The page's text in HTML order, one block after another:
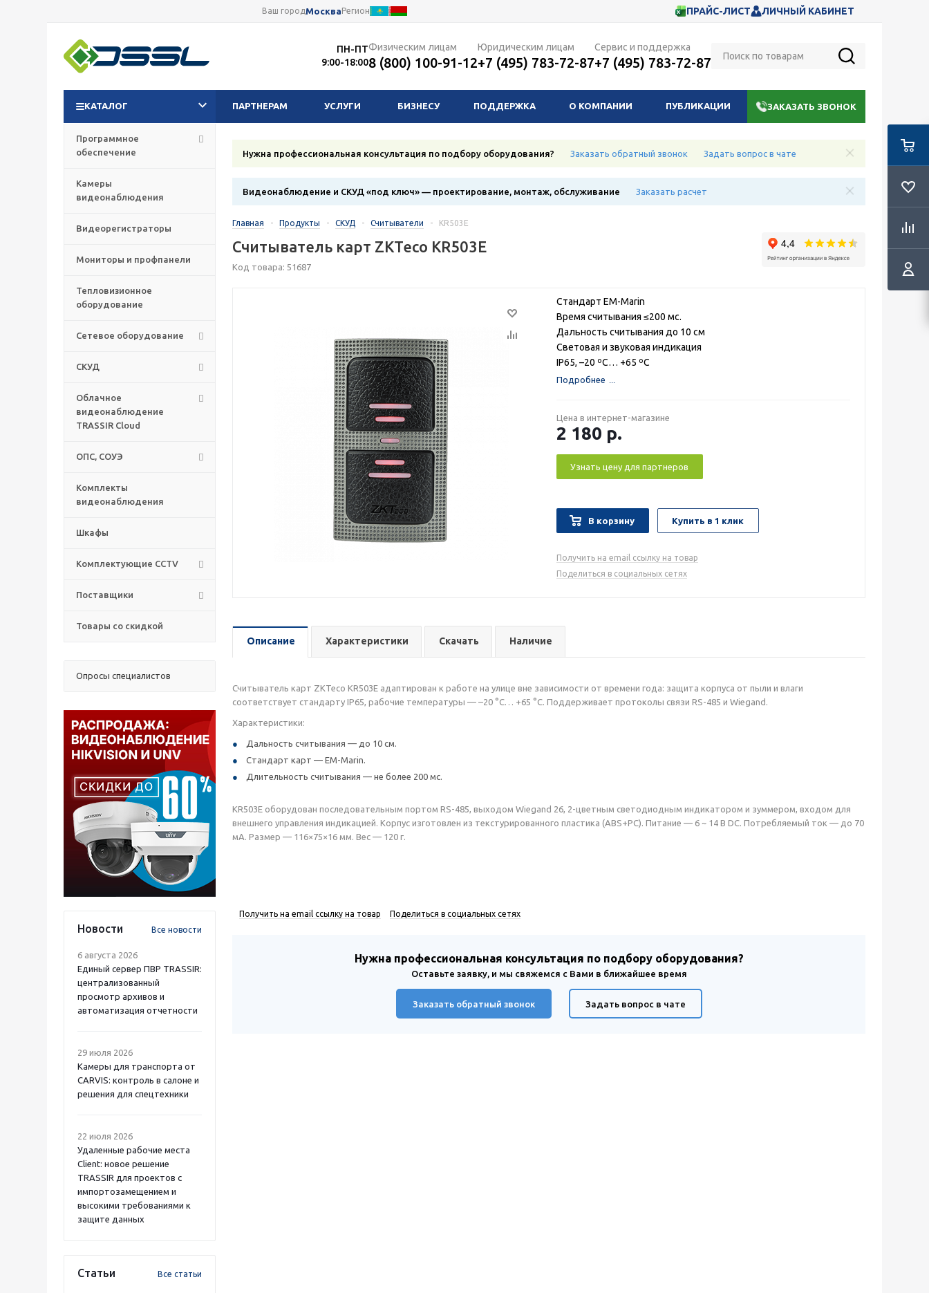
Ваш городМоскваРегион ПРАЙС-ЛИСТ ЛИЧНЫЙ КАБИНЕТ
ПН-ПТ
9:00-18:00
Физическим лицам
8 (800) 100-91-12
Юридическим лицам
+7 (495) 783-72-87
Сервис и поддержка
+7 (495) 783-72-87
КАТАЛОГ ПАРТНЕРАМ УСЛУГИ БИЗНЕСУ ПОДДЕРЖКА О КОМПАНИИ ПУБЛИКАЦИИ ЗАКАЗАТЬ ЗВОНОК
Программное
обеспечение
Камеры
видеонаблюдения
Видеорегистраторы
Мониторы и профпанели
Тепловизионное
оборудование
Сетевое оборудование
СКУД
Облачное
видеонаблюдение
TRASSIR Cloud
ОПС, СОУЭ
Комплекты
видеонаблюдения
Шкафы
Комплектующие CCTV
Поставщики
Товары со скидкой
Опросы специалистов
Новости Все новости
6 августа 2026
Единый сервер ПВР TRASSIR:
централизованный
просмотр архивов и
автоматизация отчетности
29 июля 2026
Камеры для транспорта от
CARVIS: контроль в салоне и
решения для спецтехники
22 июля 2026
Удаленные рабочие места
Client: новое решение
TRASSIR для проектов с
импортозамещением и
высокими требованиями к
защите данных
Статьи Все статьи
Нужна профессиональная консультация по подбору оборудования? Заказать обратный звонок Задать вопрос в чате
Видеонаблюдение и СКУД «под ключ» — проектирование, монтаж, обслуживание Заказать расчет
Главная - Продукты - СКУД - Считыватели - KR503E
Считыватель карт ZKTeco KR503E
Код товара: 51687
Стандарт EM-Marin
Время считывания ≤200 мс.
Дальность считывания до 10 см
Световая и звуковая индикация
IP65, –20 ºС… +65 ºС
Подробнее
Цена в интернет-магазине
2 180 р.
Узнать цену для партнеров
В корзину Купить в 1 клик
Получить на email ссылку на товар
Поделиться в социальных сетях
Описание Характеристики Скачать Наличие
Считыватель карт ZKTeco KR503E адаптирован к работе на улице вне зависимости от времени года: защита корпуса от пыли и влаги
соответствует стандарту IP65, рабочие температуры — –20 °C… +65 °C. Поддерживает протоколы связи RS-485 и Wiegand.
Характеристики:
Дальность считывания — до 10 см.
Стандарт карт — EM-Marin.
Длительность считывания — не более 200 мс.
KR503E оборудован последовательным портом RS-485, выходом Wiegand 26, 2-цветным светодиодным индикатором и зуммером, входом для
внешнего управления индикацией. Корпус изготовлен из текстурированного пластика (ABS+PC). Питание — 6 ~ 14 В DC. Потребляемый ток — до 70
мА. Размер — 116×75×16 мм. Вес — 120 г.
Получить на email ссылку на товар Поделиться в социальных сетях
Нужна профессиональная консультация по подбору оборудования?
Оставьте заявку, и мы свяжемся с Вами в ближайшее время
Заказать обратный звонок Задать вопрос в чате